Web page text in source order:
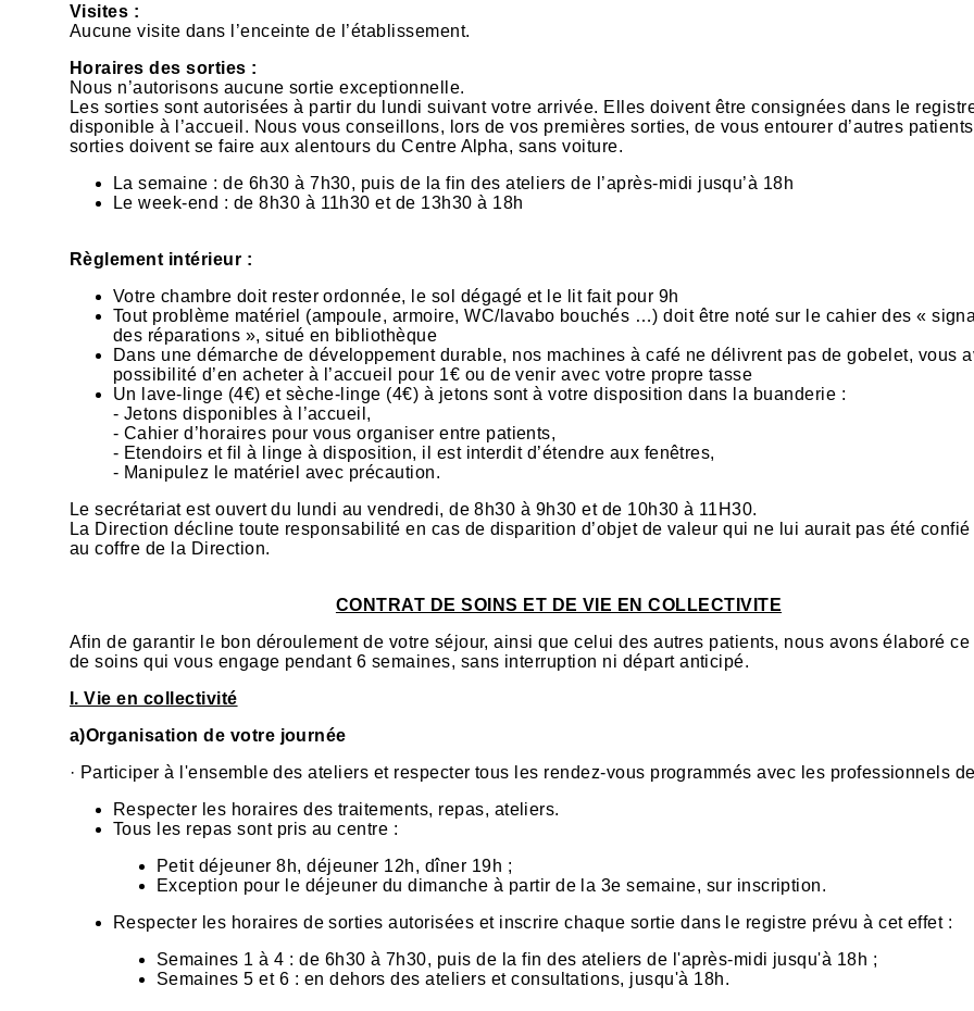
Visites :
Aucune visite dans l’enceinte de l’établissement.
Horaires des sorties :
Nous n’autorisons aucune sortie exceptionnelle.
Les sorties sont autorisées à partir du lundi suivant votre arrivée. Elles doivent être consignées dans le
disponible à l’accueil. Nous vous conseillons, lors de vos premières sorties, de vous entourer d’autres
sorties doivent se faire aux alentours du Centre Alpha, sans voiture.
La semaine : de 6h30 à 7h30, puis de la fin des ateliers de l’après-midi jusqu’à 18h
Le week-end : de 8h30 à 11h30 et de 13h30 à 18h
Règlement intérieur :
Votre chambre doit rester ordonnée, le sol dégagé et le lit fait pour 9h
Tout problème matériel (ampoule, armoire, WC/lavabo bouchés …) doit être noté sur le cahier des «
des réparations », situé en bibliothèque
Dans une démarche de développement durable, nos machines à café ne délivrent pas de gobelet, vous
possibilité d’en acheter à l’accueil pour 1€ ou de venir avec votre propre tasse
Un lave-linge (4€) et sèche-linge (4€) à jetons sont à votre disposition dans la buanderie :
- Jetons disponibles à l’accueil,
- Cahier d’horaires pour vous organiser entre patients,
- Etendoirs et fil à linge à disposition, il est interdit d’étendre aux fenêtres,
- Manipulez le matériel avec précaution.
Le secrétariat est ouvert du lundi au vendredi, de 8h30 à 9h30 et de 10h30 à 11H30.
La Direction décline toute responsabilité en cas de disparition d’objet de valeur qui ne lui aurait pas été confié
au coffre de la Direction.
CONTRAT DE SOINS ET DE VIE EN COLLECTIVITE
Afin de garantir le bon déroulement de votre séjour, ainsi que celui des autres patients, nous avons élaboré ce
de soins qui vous engage pendant 6 semaines, sans interruption ni départ anticipé.
I. Vie en collectivité
a)Organisation de votre journée
· Participer à l'ensemble des ateliers et respecter tous les rendez-vous programmés avec les professionnels
Respecter les horaires des traitements, repas, ateliers.
Tous les repas sont pris au centre :
Petit déjeuner 8h, déjeuner 12h, dîner 19h ;
Exception pour le déjeuner du dimanche à partir de la 3e semaine, sur inscription.
Respecter les horaires de sorties autorisées et inscrire chaque sortie dans le registre prévu à cet effet :
Semaines 1 à 4 : de 6h30 à 7h30, puis de la fin des ateliers de l'après-midi jusqu'à 18h ;
Semaines 5 et 6 : en dehors des ateliers et consultations, jusqu'à 18h.